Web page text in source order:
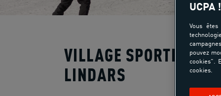
VILLAGE SPORTIF
LINDARS
UCPA !
Vous
pouvez
cookies".
cookies.